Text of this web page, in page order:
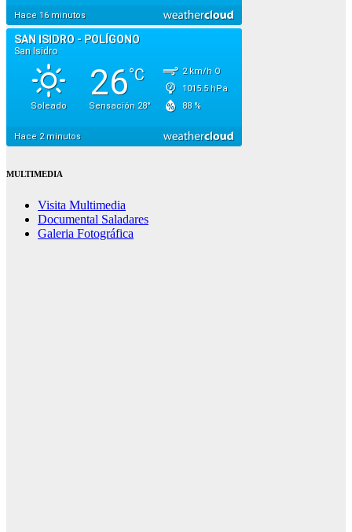
MULTIMEDIA
Visita Multimedia
Documental Saladares
Galeria Fotográfica